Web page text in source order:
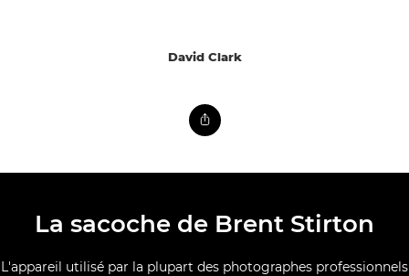
David Clark
La sacoche de Brent Stirton
L'appareil utilisé par la plupart des photographes professionnels